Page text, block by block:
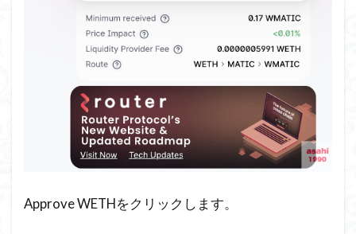
Approve WETHをクリックします。